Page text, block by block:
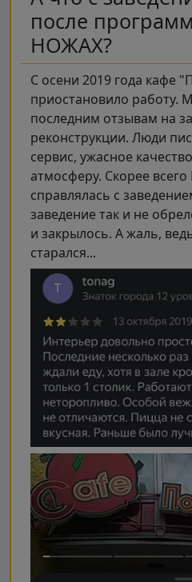
после
НОЖАХ?
С осени 2019 года кафе
приостановило работу.
последним отзывам на
реконструкции. Люди
сервис, ужасное
атмосферу. Скорее
справлялась с
заведение так и не
и закрылось. А жаль,
старался...